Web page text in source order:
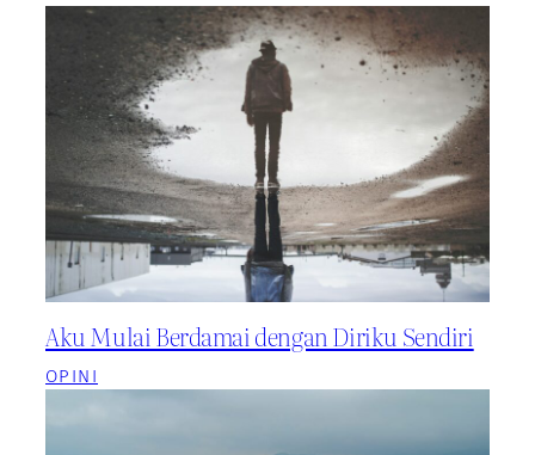
Aku Mulai Berdamai dengan Diriku Sendiri
OPINI